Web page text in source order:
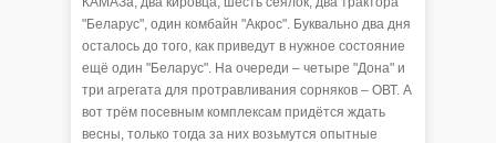
"Беларус", один комбайн "Акрос". Буквально два дня
осталось до того, как приведут в нужное состояние
ещё один "Беларус". На очереди – четыре "Дона" и
три агрегата для протравливания сорняков – ОВТ. А
вот трём посевным комплексам придётся ждать
весны, только тогда за них возьмутся опытные